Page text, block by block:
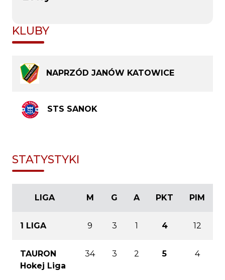
KLUBY
NAPRZÓD JANÓW KATOWICE
STS SANOK
STATYSTYKI
LIGA M G A PKT PIM
1 LIGA 9 3 1 4 12
TAURON
Hokej Liga
34 3 2 5 4